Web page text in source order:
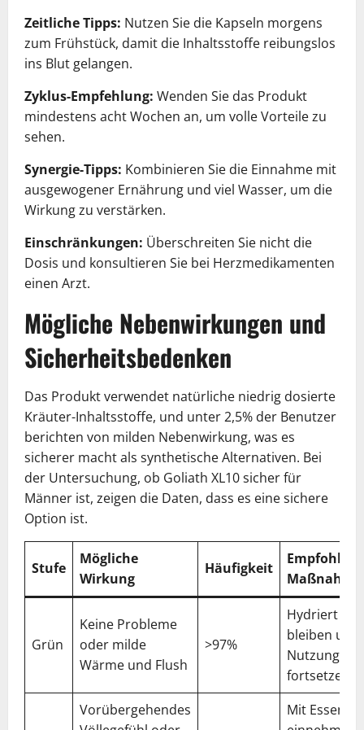
Zeitliche Tipps: Nutzen Sie die Kapseln morgens
zum Frühstück, damit die Inhaltsstoffe reibungslos
ins Blut gelangen.
Zyklus-Empfehlung: Wenden Sie das Produkt
mindestens acht Wochen an, um volle Vorteile zu
sehen.
Synergie-Tipps: Kombinieren Sie die Einnahme mit
ausgewogener Ernährung und viel Wasser, um die
Wirkung zu verstärken.
Einschränkungen: Überschreiten Sie nicht die
Dosis und konsultieren Sie bei Herzmedikamenten
einen Arzt.
Mögliche Nebenwirkungen und
Sicherheitsbedenken
Das Produkt verwendet natürliche niedrig dosierte
Kräuter-Inhaltsstoffe, und unter 2,5% der Benutzer
berichten von milden Nebenwirkung, was es
sicherer macht als synthetische Alternativen. Bei
der Untersuchung, ob Goliath XL10 sicher für
Männer ist, zeigen die Daten, dass es eine sichere
Option ist.
Stufe
Mögliche
Wirkung
Häufigkeit
Empfohlene
Maßnahme
Grün
Keine Probleme
oder milde
Wärme und Flush
>97%
Hydriert
bleiben und
Nutzung
fortsetzen
Vorübergehendes
Mit Essen